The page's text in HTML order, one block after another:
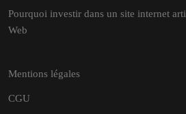
Pourquoi investir dans un site internet
Web
Mentions légales
CGU